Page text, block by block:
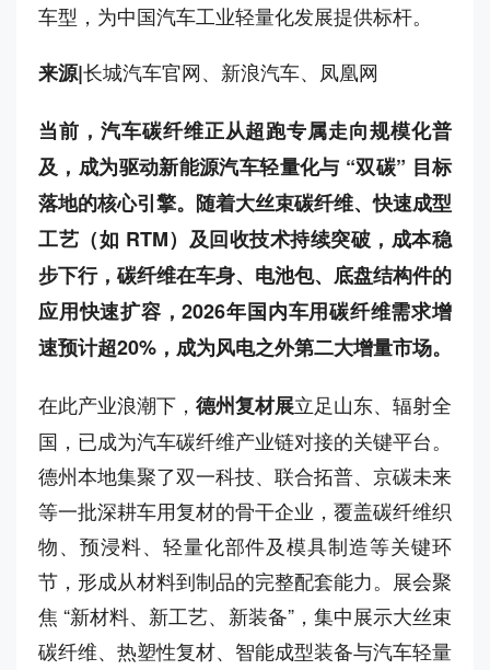
车型，为中国汽车工业轻量化发展提供标杆。
来源|长城汽车官网、新浪汽车、凤凰网
当前，汽车碳纤维正从超跑专属走向规模化普
及，成为驱动新能源汽车轻量化与 “双碳” 目标
落地的核心引擎。随着大丝束碳纤维、快速成型
工艺（如 RTM）及回收技术持续突破，成本稳
步下行，碳纤维在车身、电池包、底盘结构件的
应用快速扩容，2026年国内车用碳纤维需求增
速预计超20%，成为风电之外第二大增量市场。
在此产业浪潮下， 德州复材展立足山东、辐射全
国，已成为汽车碳纤维产业链对接的关键平台。
德州本地集聚了双一科技、联合拓普、京碳未来
等一批深耕车用复材的骨干企业，覆盖碳纤维织
物、预浸料、轻量化部件及模具制造等关键环
节，形成从材料到制品的完整配套能力。展会聚
焦 “新材料、新工艺、新装备”，集中展示大丝束
碳纤维、热塑性复材、智能成型装备与汽车轻量